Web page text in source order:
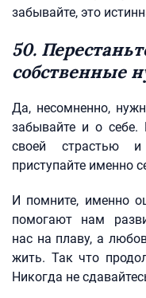
забывайте, это
50.
собственные
Да, несомненно,
забывайте и о себе.
своей страстью
приступайте именно
И помните, именно
помогают нам
нас на плаву, а
жить. Так что
Никогда не